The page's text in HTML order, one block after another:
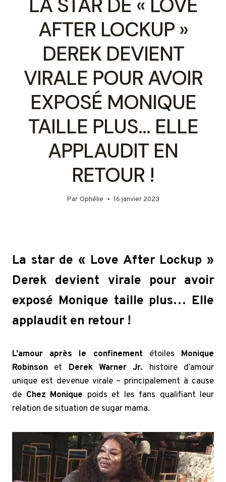
AFTER LOCKUP »
DEREK DEVIENT
VIRALE POUR AVOIR
EXPOSÉ MONIQUE
TAILLE PLUS… ELLE
APPLAUDIT EN
RETOUR !
Par Ophélie 16 janvier 2023
La star de « Love After Lockup »
Derek devient virale pour avoir
exposé Monique taille plus… Elle
applaudit en retour !
L’amour après le confinement étoiles Monique
Robinson et Derek Warner Jr. histoire d’amour
unique est devenue virale – principalement à cause
de Chez Monique poids et les fans qualifiant leur
relation de situation de sugar mama.